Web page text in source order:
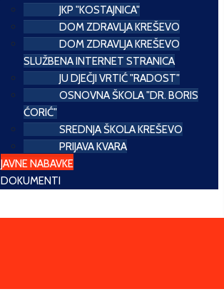
JKP "KOSTAJNICA"
DOM ZDRAVLJA KREŠEVO
DOM ZDRAVLJA KREŠEVO
SLUŽBENA INTERNET STRANICA
JU DJEČJI VRTIĆ "RADOST"
OSNOVNA ŠKOLA "DR. BORIS
ĆORIĆ"
SREDNJA ŠKOLA KREŠEVO
PRIJAVA KVARA
JAVNE NABAVKE
DOKUMENTI